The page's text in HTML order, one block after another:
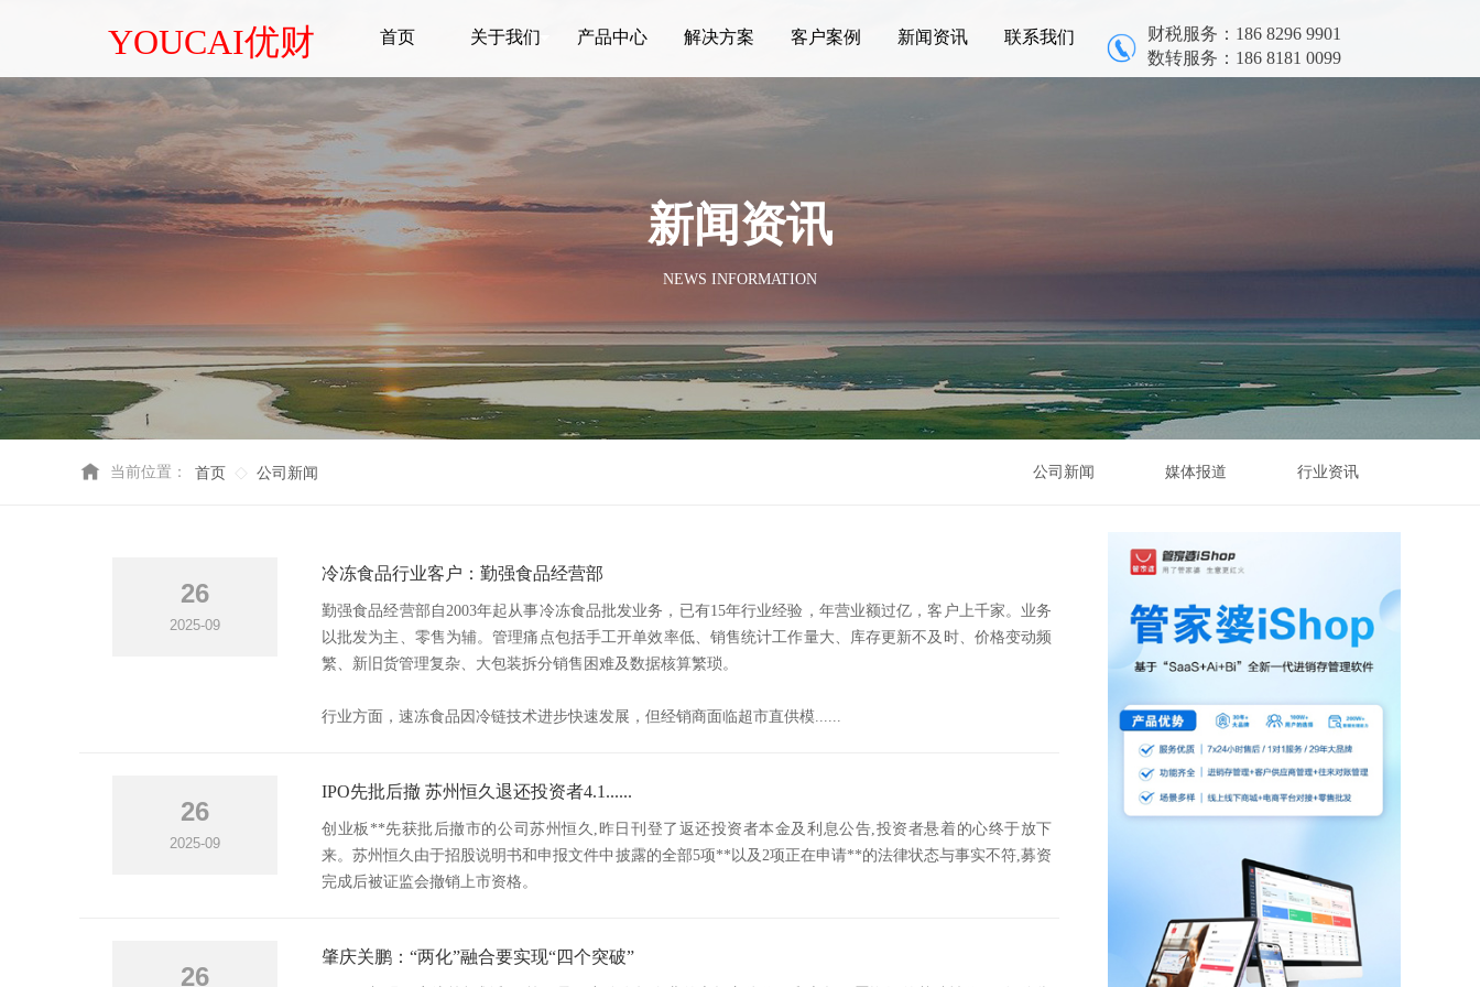
NEWS INFORMATION
新闻资讯
首页 ◇ 公司新闻
当前位置： 公司新闻 媒体报道 行业资讯
26
2025-09
冷冻食品行业客户：勤强食品经营部
勤强食品经营部自2003年起从事冷冻食品批发业务，已有15年行业经验，年营业额过亿，客户上千家。业务
以批发为主、零售为辅。管理痛点包括手工开单效率低、销售统计工作量大、库存更新不及时、价格变动频
繁、新旧货管理复杂、大包装拆分销售困难及数据核算繁琐。
行业方面，速冻食品因冷链技术进步快速发展，但经销商面临超市直供模......
26
2025-09
IPO先批后撤 苏州恒久退还投资者4.1......
创业板**先获批后撤市的公司苏州恒久,昨日刊登了返还投资者本金及利息公告,投资者悬着的心终于放下
来。苏州恒久由于招股说明书和申报文件中披露的全部5项**以及2项正在申请**的法律状态与事实不符,募资
完成后被证监会撤销上市资格。
26
肇庆关鹏：“两化”融合要实现“四个突破”
首页 关于我们 产品中心 解决方案 客户案例 新闻资讯 联系我们
财税服务：186 8296 9901
数转服务：186 8181 0099
YOUCAI优财